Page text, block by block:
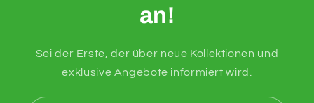
an!
Sei der Erste, der über neue Kollektionen und
exklusive Angebote informiert wird.